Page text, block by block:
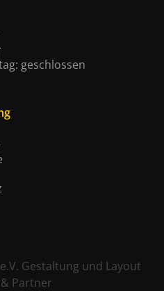
geschlossen
Gestaltung und Layout
Partner